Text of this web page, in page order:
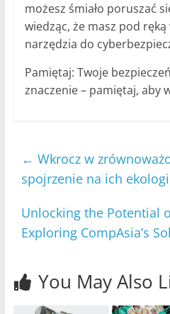
możesz śmiało poruszać
wiedząc, że masz pod
narzędzia do
Pamiętaj: Twoje
znaczenie – pamiętaj, aby
← Wkrocz w
spojrzenie na ich
Unlocking the Potential
Exploring CompAsia’s
You May Also